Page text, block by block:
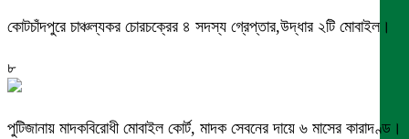
কোটচাঁদপুরে চাঞ্চল্যকর চোরচক্রের ৪ সদস্য গ্রেপ্তার,উদ্ধার ২টি মোবাইল।
৮
পুটিজানায় মাদকবিরোধী মোবাইল কোর্ট, মাদক সেবনের দায়ে ৬ মাসের কারাদণ্ড।